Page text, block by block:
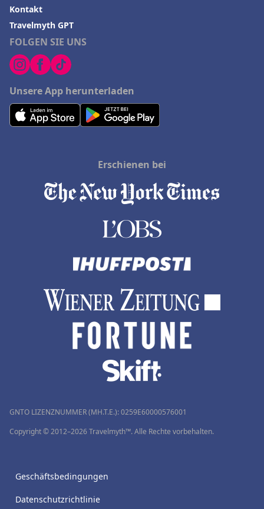
FOLGEN SIE UNS
Unsere App herunterladen
Kontakt
Travelmyth GPT
Erschienen bei
GNTO LIZENZNUMMER (MH.T.E.): 0259Ε60000576001
Copyright © 2012–2026 Travelmyth™. Alle Rechte vorbehalten.
Geschäftsbedingungen
Datenschutzrichtlinie